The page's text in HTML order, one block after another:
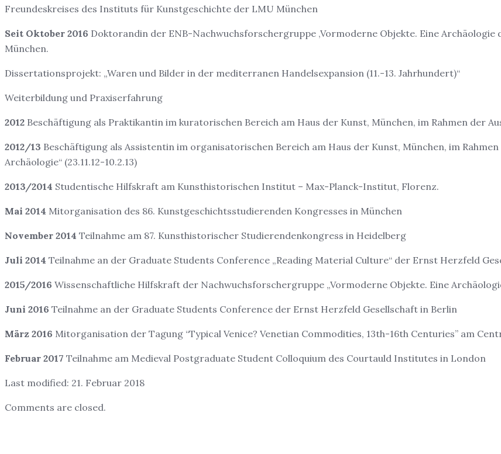
Freundeskreises des Instituts für Kunstgeschichte der LMU München
Seit Oktober 2016 Doktorandin der ENB-Nachwuchsforschergruppe ‚Vormoderne Objekte. Eine
München.
Dissertationsprojekt: „Waren und Bilder in der mediterranen Handelsexpansion (11.-13. Jahrhundert)“
Weiterbildung und Praxiserfahrung
2012 Beschäftigung als Praktikantin im kuratorischen Bereich am Haus der Kunst, München, im Rahmen der
2012/13 Beschäftigung als Assistentin im organisatorischen Bereich am Haus der Kunst, München, im
Archäologie“ (23.11.12-10.2.13)
2013/2014 Studentische Hilfskraft am Kunsthistorischen Institut – Max-Planck-Institut, Florenz.
Mai 2014 Mitorganisation des 86. Kunstgeschichtsstudierenden Kongresses in München
November 2014 Teilnahme am 87. Kunsthistorischer Studierendenkongress in Heidelberg
Juli 2014 Teilnahme an der Graduate Students Conference „Reading Material Culture“ der Ernst Herzfeld
2015/2016 Wissenschaftliche Hilfskraft der Nachwuchsforschergruppe „Vormoderne Objekte. Eine
Juni 2016 Teilnahme an der Graduate Students Conference der Ernst Herzfeld Gesellschaft in Berlin
März 2016 Mitorganisation der Tagung “Typical Venice? Venetian Commodities, 13th-16th Centuries” am
Februar 2017 Teilnahme am Medieval Postgraduate Student Colloquium des Courtauld Institutes in London
Last modified: 21. Februar 2018
Comments are closed.